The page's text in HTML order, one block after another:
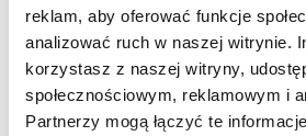
reklam, aby oferować funkcje
analizować ruch w naszej witrynie.
korzystasz z naszej witryny,
społecznościowym, reklamowym i
Partnerzy mogą łączyć te
Co oprócz paneli
znajduje się w ofercie
hurtowni?